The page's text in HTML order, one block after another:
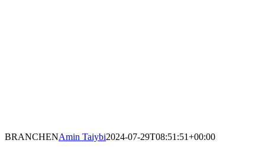
BRANCHENAmin Taiybi2024-07-29T08:51:51+00:00